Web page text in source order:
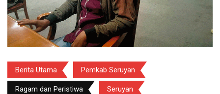
Berita Utama Pemkab Seruyan
Ragam dan Peristiwa Seruyan